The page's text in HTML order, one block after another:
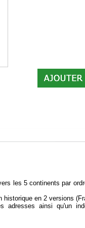
les 5 continents par
historique en 2 versions
ainsi qu'un